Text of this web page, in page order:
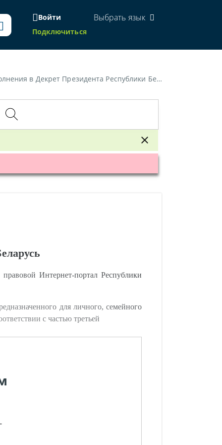
Войти
Подключиться
Выбрать язык
в Декрет Президента Республики Беларусь»
Интернет-портал Республики
для личного, семейного
с частью третьей